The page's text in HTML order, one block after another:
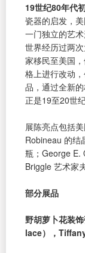
19世纪80年代
瓷器的启发，
一门独立的艺术
世界经历过两
家移民至美国
格上进行改动
品，通过全新
正是19至20世
展陈亮点包括
Robineau 的结
瓶；George E.
Briggle 艺术家
部分展品
野胡萝卜花装
lace），